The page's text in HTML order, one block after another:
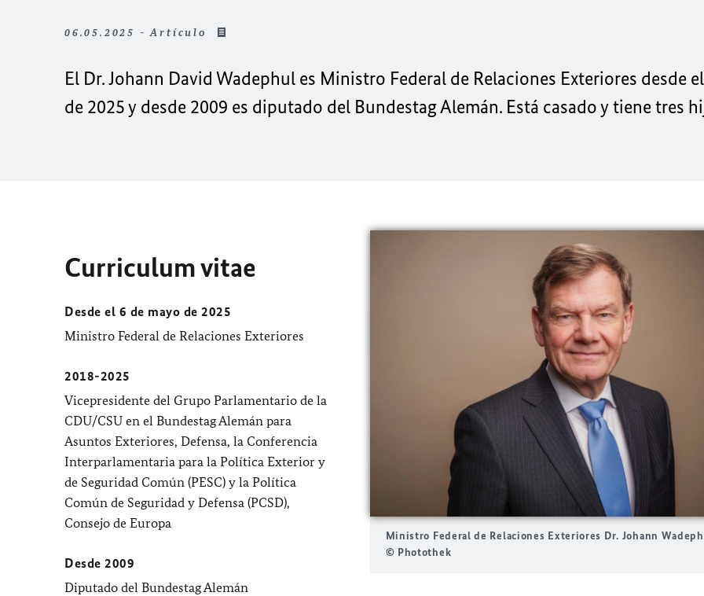
06.05.2025 - Artículo
El Dr. Johann David Wadephul es Ministro Federal de Relaciones Exteriores desde
de 2025 y desde 2009 es diputado del BundestagAlemán. Está casado y tiene tres
Ministro Federal de Relaciones Exteriores Dr. Johann
© Photothek
Curriculum vitae
Desde el 6 de mayo de 2025
Ministro Federal de Relaciones Exteriores
2018-2025
Vicepresidente del Grupo Parlamentario de la
CDU/CSU en el BundestagAlemán para
Asuntos Exteriores, Defensa, la Conferencia
Interparlamentaria para la Política Exterior y
de Seguridad Común (PESC) y la Política
Común de Seguridad y Defensa (PCSD),
Consejo de Europa
Desde 2009
Diputado del BundestagAlemán